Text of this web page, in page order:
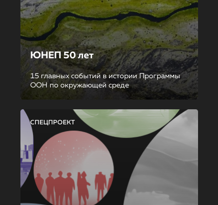
ЮНЕП 50 лет
15 главных событий в истории Программы
ООН по окружающей среде
СПЕЦПРОЕКТ